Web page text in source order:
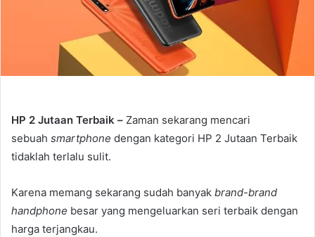
HP 2 Jutaan Terbaik – Zaman sekarang mencari
sebuah smartphone dengan kategori HP 2 Jutaan Terbaik
tidaklah terlalu sulit.
Karena memang sekarang sudah banyak brand-brand
handphone besar yang mengeluarkan seri terbaik dengan
harga terjangkau.